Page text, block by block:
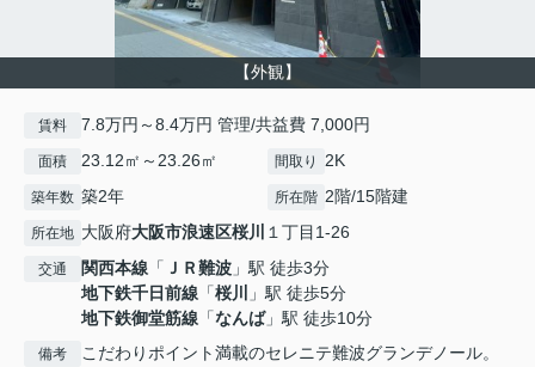
【外観】
賃料 7.8万円～8.4万円 管理/共益費 7,000円
面積 23.12㎡～23.26㎡ 間取り 2K
築年数 築2年 所在階 2階/15階建
所在地 大阪府大阪市浪速区桜川 １丁目1-26
交通 関西本線 「 ＪＲ難波 」駅 徒歩3分
地下鉄千日前線 「桜川
」駅 徒歩5分
地下鉄御堂筋線 「なんば」駅 徒歩10分
備考
こだわりポイント満載のセレニテ難波グランデノール。